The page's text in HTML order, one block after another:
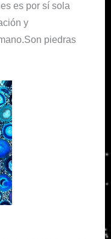
es por sí sola
y
piedras